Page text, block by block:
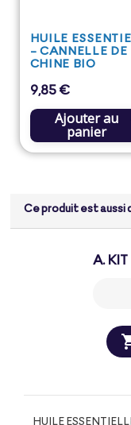
HUILE
- CANNELLE DE
CHINE BIO
Prix
9,85 €
Ajouter au
panier
Ce produit est aussi
A.